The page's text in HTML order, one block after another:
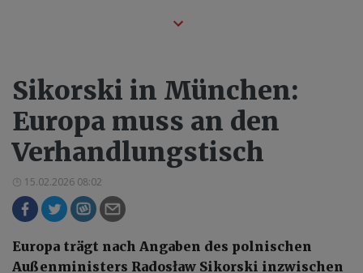
Sikorski in München:
Europa muss an den
Verhandlungstisch
15.02.2026 08:02
Europa trägt nach Angaben des polnischen
Außenministers Radosław Sikorski inzwischen